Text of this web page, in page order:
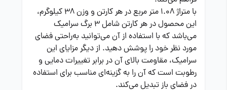
با متراژ 1.08 متر مربع در هر کارتن و وزن 38 کیلوگرم،
این محصول در هر کارتن شامل 3 برگ سرامیک
می‌باشد که با استفاده از آن می‌توانید به‌راحتی فضای
مورد نظر خود را پوشش دهید. از دیگر مزایای این
سرامیک، مقاومت بالای آن در برابر تغییرات دمایی و
رطوبت است که آن را به گزینه‌ای مناسب برای استفاده
در فضای باز تبدیل می‌کند.